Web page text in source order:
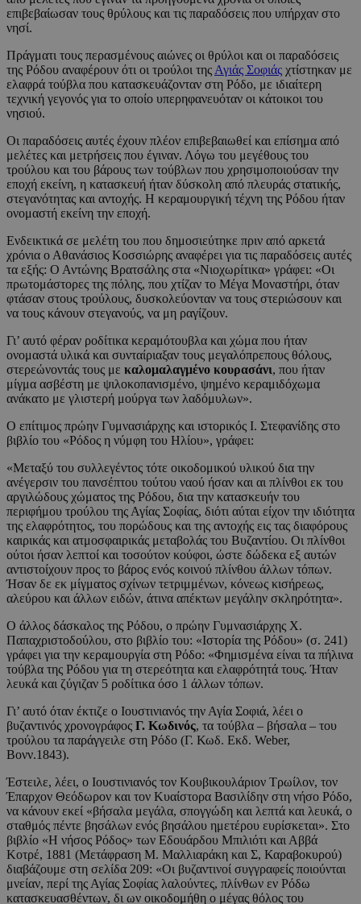
επιβεβαίωσαν τους θρύλους και τις παραδόσεις που υπήρχαν στο
νησί.
Πράγματι τους περασμένους αιώνες οι θρύλοι και οι παραδόσεις
της Ρόδου αναφέρουν ότι οι τρούλοι της Αγιάς Σοφιάς χτίστηκαν με
ελαφρά τούβλα που κατασκευάζονταν στη Ρόδο, με ιδιαίτερη
τεχνική γεγονός για το οποίο υπερηφανευόταν οι κάτοικοι του
νησιού.
Οι παραδόσεις αυτές έχουν πλέον επιβεβαιωθεί και επίσημα από
μελέτες και μετρήσεις που έγιναν. Λόγω του μεγέθους του
τρούλου και του βάρους των τούβλων που χρησιμοποιούσαν την
εποχή εκείνη, η κατασκευή ήταν δύσκολη από πλευράς στατικής,
στεγανότητας και αντοχής. Η κεραμουργική τέχνη της Ρόδου ήταν
ονομαστή εκείνη την εποχή.
Ενδεικτικά σε μελέτη του που δημοσιεύτηκε πριν από αρκετά
χρόνια ο Αθανάσιος Κοσσιώρης αναφέρει για τις παραδόσεις αυτές
τα εξής: Ο Αντώνης Βρατσάλης στα «Νιοχωρίτικα» γράφει: «Οι
πρωτομάστορες της πόλης, που χτίζαν το Μέγα Μοναστήρι, όταν
φτάσαν στους τρούλους, δυσκολεύονταν να τους στεριώσουν και
να τους κάνουν στεγανούς, να μη ραγίζουν.
Γι’ αυτό φέραν ροδίτικα κεραμότουβλα και χώμα που ήταν
ονομαστά υλικά και συνταίριαξαν τους μεγαλόπρεπους θόλους,
στερεώνοντάς τους με καλομαλαγμένο κουρασάνι, που ήταν
μίγμα ασβέστη με ψιλοκοπανισμένο, ψημένο κεραμιδόχωμα
ανάκατο με γλιστερή μούργα των λαδόμυλων».
Ο επίτιμος πρώην Γυμνασιάρχης και ιστορικός Ι. Στεφανίδης στο
βιβλίο του «Ρόδος η νύμφη του Ηλίου», γράφει:
«Μεταξύ του συλλεγέντος τότε οικοδομικού υλικού δια την
ανέγερσιν του πανσέπτου τούτου ναού ήσαν και αι πλίνθοι εκ του
αργιλώδους χώματος της Ρόδου, δια την κατασκευήν του
περιφήμου τρούλου της Αγίας Σοφίας, διότι αύται είχον την ιδιότητα
της ελαφρότητoς, του πορώδους και της αντοχής εις τας διαφόρους
καιρικάς και ατμοσφαιρικάς μεταβολάς του Βυζαντίου. Οι πλίνθοι
ούτοι ήσαν λεπτοί και τοσούτον κούφοι, ώστε δώδεκα εξ αυτών
αντιστοίχουν προς το βάρος ενός κοινού πλίνθου άλλων τόπων.
Ήσαν δε εκ μίγματος σχίνων τετριμμένων, κόνεως κισήρεως,
αλεύρου και άλλων ειδών, άτινα απέκτων μεγάλην σκληρότητα».
Ο άλλος δάσκαλος της Ρόδου, ο πρώην Γυμνασιάρχης Χ.
Παπαχριστοδούλου, στο βιβλίο του: «Ιστορία της Ρόδου» (σ. 241)
γράφει για την κεραμουργία στη Ρόδο: «Φημισμένα είναι τα πήλινα
τούβλα της Ρόδου για τη στερεότητα και ελαφρότητά τους. Ήταν
λευκά και ζύγιζαν 5 ροδίτικα όσο 1 άλλων τόπων.
Γι’ αυτό όταν έκτιζε ο Ιουστινιανός την Αγία Σοφιά, λέει ο
βυζαντινός χρονογράφος Γ. Κωδινός, τα τούβλα – βήσαλα – του
τρούλου τα παράγγειλε στη Ρόδο (Γ. Κωδ. Εκδ. Weber,
Bονν.1843).
Έστειλε, λέει, ο Ιουστινιανός τον Κουβικουλάριον Τρωίλον, τον
Έπαρχον Θεόδωρον και τον Κυαίστορα Βασιλίδην στη νήσο Ρόδο,
να κάνουν εκεί «βήσαλα μεγάλα, σπογγώδη και λεπτά και λευκά, ο
σταθμός πέντε βησάλων ενός βησάλου ημετέρου ευρίσκεται». Στο
βιβλίο «Η νήσος Ρόδος» των Εδουάρδου Μπιλιότι και Αββά
Κοτρέ, 1881 (Μετάφραση Μ. Μαλλιαράκη και Σ, Καραβοκυρού)
διαβάζουμε στη σελίδα 209: «Οι βυζαντινοί συγγραφείς ποιούνται
μνείαν, περί της Αγίας Σοφίας λαλούντες, πλίνθων εν Ρόδω
κατασκευασθέντων, δι ων οικοδομήθη ο μέγας θόλος του